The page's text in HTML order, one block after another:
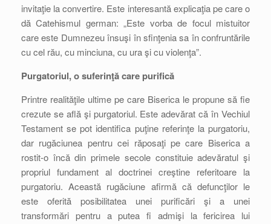
invitaţie la convertire. Este interesantă explicaţia pe care o
dă Catehismul german: „Este vorba de focul mistuitor
care este Dumnezeu însuşi în sfinţenia sa în confruntările
cu cel rău, cu minciuna, cu ura şi cu violenţa”.
Purgatoriul, o suferinţă care purifică
Printre realităţile ultime pe care Biserica le propune să fie
crezute se află şi purgatoriul. Este adevărat că în Vechiul
Testament se pot identifica puţine referinţe la purgatoriu,
dar rugăciunea pentru cei răposaţi pe care Biserica a
rostit-o încă din primele secole constituie adevăratul şi
propriul fundament al doctrinei creştine referitoare la
purgatoriu. Această rugăciune afirmă că defuncţilor le
este oferită posibilitatea unei purificări şi a unei
transformări pentru a putea fi admişi la fericirea lui